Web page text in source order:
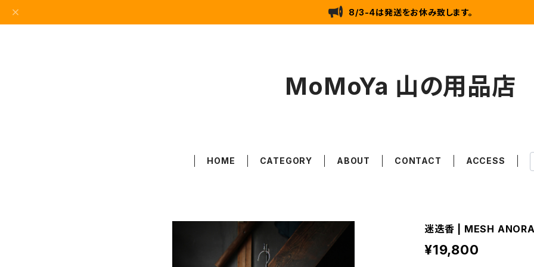
8/3-4は発送をお休み致します。
MoMoYa 山の用品店
HOME CATEGORY ABOUT CONTACT ACCESS
迷迭香 | MESH
¥19,800